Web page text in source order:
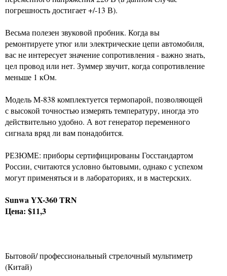
погрешность достигает +/-13 В).
Весьма полезен звуковой пробник. Когда вы
ремонтируете утюг или электрические цепи автомобиля,
вас не интересует значение сопротивления - важно знать,
цел провод или нет. Зуммер звучит, когда сопротивление
меньше 1 кОм.
Модель M-838 комплектуется термопарой, позволяющей
с высокой точностью измерять температуру, иногда это
действительно удобно. А вот генератор переменного
сигнала вряд ли вам понадобится.
РЕЗЮМЕ: приборы сертифицированы Госстандартом
России, считаются условно бытовыми, однако с успехом
могут применяться и в лабораториях, и в мастерских.
Sunwa YX-360 TRN
Цена: $11,3
Бытовой/ профессиональный стрелочный мультиметр
(Китай)